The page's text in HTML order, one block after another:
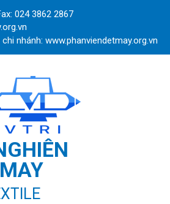
024 3862 2867
nhánh: www.phanviendetmay.org.vn